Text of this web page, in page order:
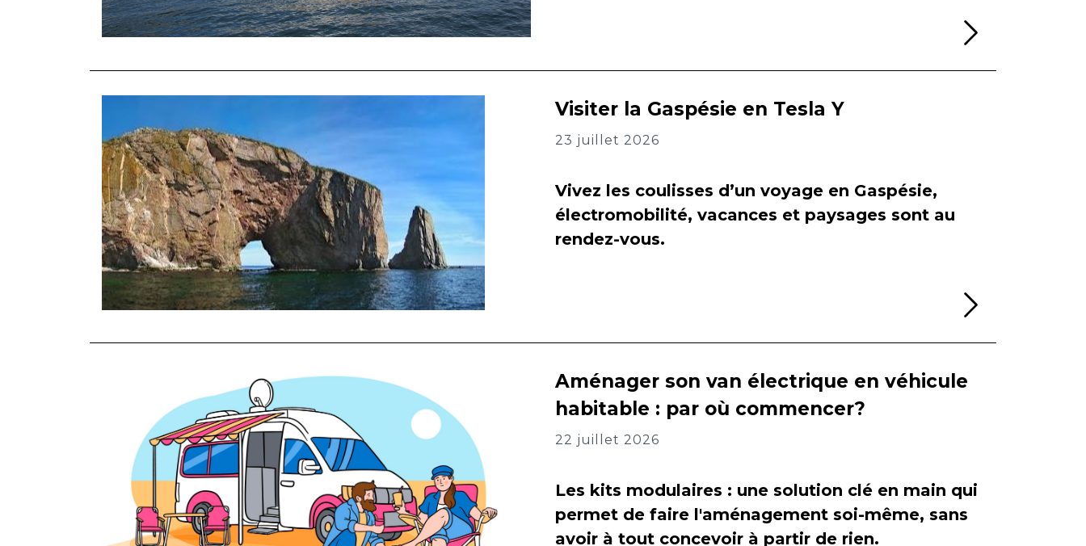
Visiter la Gaspésie en Tesla Y
23 juillet 2026
Vivez les coulisses d’un voyage en Gaspésie,
électromobilité, vacances et paysages sont au
rendez-vous.
Aménager son van électrique en véhicule
habitable : par où commencer?
22 juillet 2026
Les kits modulaires : une solution clé en main qui
permet de faire l'aménagement soi-même, sans
avoir à tout concevoir à partir de rien.